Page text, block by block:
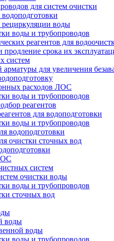
для систем очистки
рециркуляции воды
воды и трубопроводов
реагентов для
срока их
систем
для увеличения
расходов ЛОС
воды и трубопроводов
реагентов
для водоподготовки
воды и трубопроводов
водоподготовки
очистки сточных вод
систем
очистки воды
воды и трубопроводов
сточных вод
воды
воды
воды и трубопроводов